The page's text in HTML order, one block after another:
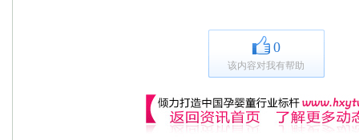
0
该内容对我有帮助